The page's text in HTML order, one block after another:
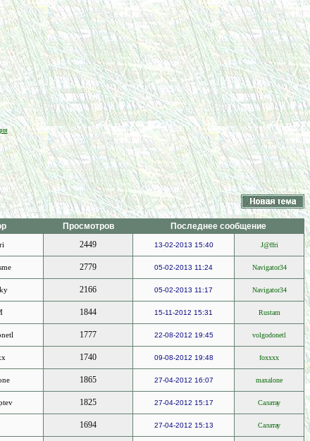
Просмотров
Последнее сообщение
2449 13-02-2013 15:40 J@ffri
2779 05-02-2013 11:24 Navigator34
2166 05-02-2013 11:17 Navigator34
1844 15-11-2012 15:31 Rustam
1777 22-08-2012 19:45 volgodonetl
1740 09-08-2012 19:48 foxxxx
1865 27-04-2012 16:07 maxalone
1825 27-04-2012 15:17 Салатау
1694 27-04-2012 15:13 Салатау